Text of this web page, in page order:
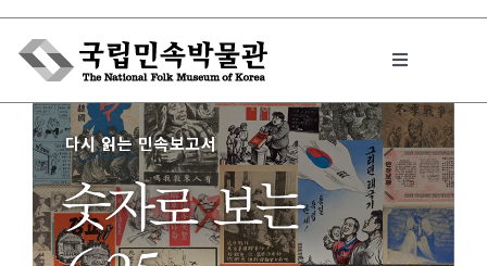
Skip
content
Toggle
박물관에서는
민속이야기